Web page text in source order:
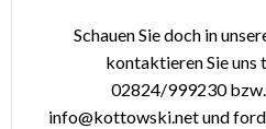
Schauen Sie doch in
kontaktieren Sie uns
02824/999230
info@kottowski.net und